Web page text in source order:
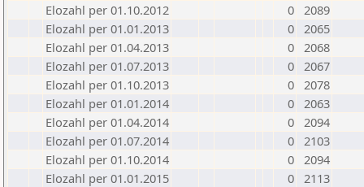
Elozahl per 01.10.2012
0 2089
Elozahl per 01.01.2013
0 2065
Elozahl per 01.04.2013
0 2068
Elozahl per 01.07.2013
0 2067
Elozahl per 01.10.2013
0 2078
Elozahl per 01.01.2014
0 2063
Elozahl per 01.04.2014
0 2094
Elozahl per 01.07.2014
0 2103
Elozahl per 01.10.2014
0 2094
Elozahl per 01.01.2015
0 2113